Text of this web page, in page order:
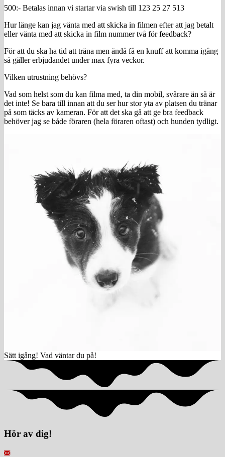
500:- Betalas innan vi startar via swish till 123 25 27 513
Hur länge kan jag vänta med att skicka in filmen efter att jag betalt
eller vänta med att skicka in film nummer två för feedback?
För att du ska ha tid att träna men ändå få en knuff att komma igång
så gäller erbjudandet under max fyra veckor.
Vilken utrustning behövs?
Vad som helst som du kan filma med, ta din mobil, svårare än så är
det inte! Se bara till innan att du ser hur stor yta av platsen du tränar
på som täcks av kameran. För att det ska gå att ge bra feedback
behöver jag se både föraren (hela föraren oftast) och hunden tydligt.
Sätt igång! Vad väntar du på!
Hör av dig!